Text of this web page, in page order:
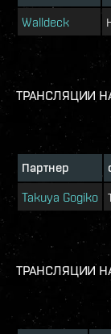
Walldeck
ТРАНСЛЯЦИИ
Партнер
Takuya Gogiko
ТРАНСЛЯЦИИ